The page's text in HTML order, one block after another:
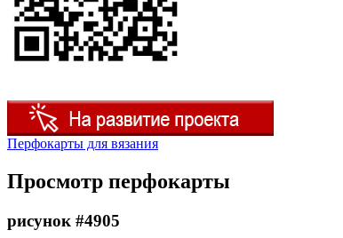
Перфокарты для вязания
Просмотр перфокарты
рисунок #4905